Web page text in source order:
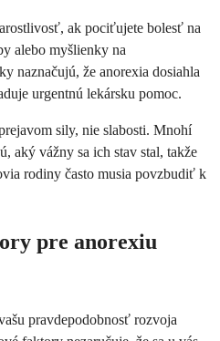
ak pociťujete bolesť na
alebo myšlienky na
naznačujú, že anorexia dosiahla
urgentnú lekársku pomoc.
sily, nie slabosti. Mnohí
aký vážny sa ich stav stal, takže
rodiny často musia povzbudiť k
pre anorexiu
pravdepodobnosť rozvoja